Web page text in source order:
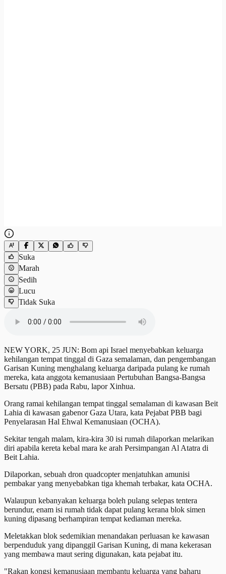
Suka
Marah
Sedih
Lucu
Tidak Suka
NEW YORK, 25 JUN: Bom api Israel menyebabkan keluarga
kehilangan tempat tinggal di Gaza semalaman, dan pengembangan
Garisan Kuning menghalang keluarga daripada pulang ke rumah
mereka, kata anggota kemanusiaan Pertubuhan Bangsa-Bangsa
Bersatu (PBB) pada Rabu, lapor Xinhua.
Orang ramai kehilangan tempat tinggal semalaman di kawasan Beit
Lahia di kawasan gabenor Gaza Utara, kata Pejabat PBB bagi
Penyelarasan Hal Ehwal Kemanusiaan (OCHA).
Sekitar tengah malam, kira-kira 30 isi rumah dilaporkan melarikan
diri apabila kereta kebal mara ke arah Persimpangan Al Atatra di
Beit Lahia.
Dilaporkan, sebuah dron quadcopter menjatuhkan amunisi
pembakar yang menyebabkan tiga khemah terbakar, kata OCHA.
Walaupun kebanyakan keluarga boleh pulang selepas tentera
berundur, enam isi rumah tidak dapat pulang kerana blok simen
kuning dipasang berhampiran tempat kediaman mereka.
Meletakkan blok sedemikian menandakan perluasan ke kawasan
berpenduduk yang dipanggil Garisan Kuning, di mana kekerasan
yang membawa maut sering digunakan, kata pejabat itu.
"Rakan kongsi kemanusiaan membantu keluarga yang baharu